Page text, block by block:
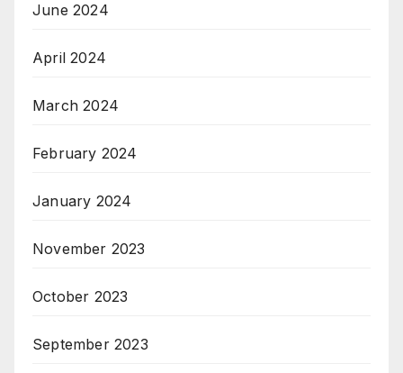
June 2024
April 2024
March 2024
February 2024
January 2024
November 2023
October 2023
September 2023